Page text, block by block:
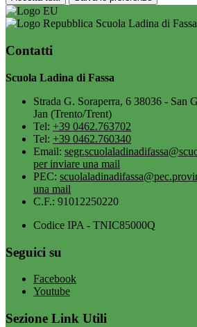
Scuola Ladina di Fassa
Contatti
Scuola Ladina di Fassa
Strada G. Soraperra, 6 38036 - San
Jan (Trento/Trent)
Tel: +39 0462.763702
Tel: +39 0462.760340
Email:
per inviare una mail
PEC:
una mail
C.F.: 91012250220
Codice IPA - TNIC85000Q
Seguici su
Facebook
Youtube
Sezione Link Utili